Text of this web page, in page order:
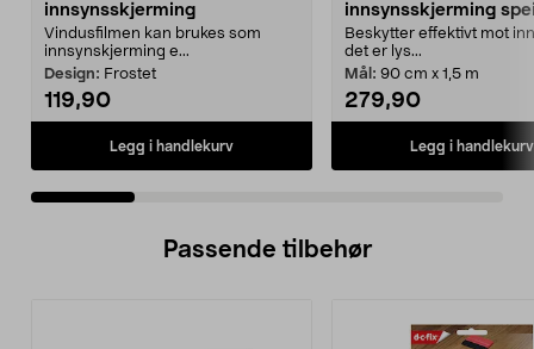
innsynsskjerming
Vindusfilmen kan brukes som
innsynskjerming e...
Design: Frostet
119,90
Legg i handlekurv
innsynsskjerming
Beskytter effektivt mot
det er lys...
Mål: 90 cm x 1,5 m
279,90
Legg i handlekurv
Passende tilbehør